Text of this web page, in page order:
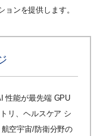
ンを提供します。
性能が最先端 GPU
リ、ヘルスケア シ
空宇宙/防衛分野の